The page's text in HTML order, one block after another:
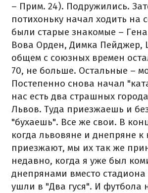
– Прим. 24). Подружились.
потихоньку начал ходить на
были старые знакомые –
Вова Орден, Димка Пейджер,
общем с союзных времен
70, не больше. Остальные –
Постепенно снова начал
нас есть два страшных
Львов. Туда приезжаешь и
"бухаешь". Все же свои. В
когда львовяне и днепряне к
приезжают, мы их так же
недавно, когда я уже был
днепрянами вместо
ушли в "Два гуся". И футбола